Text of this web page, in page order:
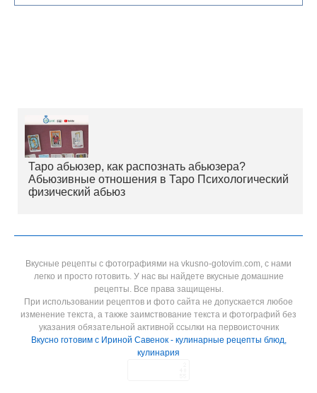
Таро абьюзер, как распознать абьюзера?
Абьюзивные отношения в Таро Психологический
физический абьюз
Вкусные рецепты с фотографиями на vkusno-gotovim.com, с нами
легко и просто готовить. У нас вы найдете вкусные домашние
рецепты. Все права защищены.
При использовании рецептов и фото сайта не допускается любое
изменение текста, а также заимствование текста и фотографий без
указания обязательной активной ссылки на первоисточник
Вкусно готовим с Ириной Савенок - кулинарные рецепты блюд,
кулинария